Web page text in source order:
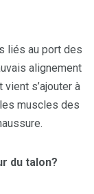
liés au port des
alignement
s’ajouter à
muscles des
du talon?